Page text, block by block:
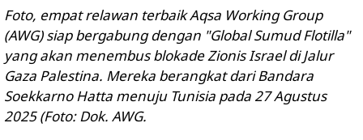
Foto, empat relawan terbaik Aqsa Working Group
(AWG) siap bergabung dengan "Global Sumud Flotilla"
yang akan menembus blokade Zionis Israel di Jalur
Gaza Palestina. Mereka berangkat dari Bandara
Soekkarno Hatta menuju Tunisia pada 27 Agustus
2025 (Foto: Dok. AWG.